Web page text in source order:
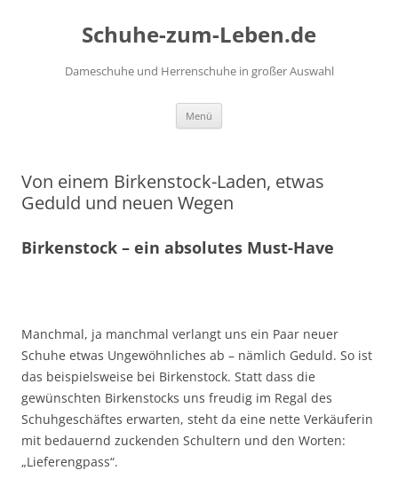
Schuhe-zum-Leben.de
Dameschuhe und Herrenschuhe in großer Auswahl
Menü
Von einem Birkenstock-Laden, etwas
Geduld und neuen Wegen
Birkenstock – ein absolutes Must-Have
Manchmal, ja manchmal verlangt uns ein Paar neuer
Schuhe etwas Ungewöhnliches ab – nämlich Geduld. So ist
das beispielsweise bei Birkenstock. Statt dass die
gewünschten Birkenstocks uns freudig im Regal des
Schuhgeschäftes erwarten, steht da eine nette Verkäuferin
mit bedauernd zuckenden Schultern und den Worten:
„Lieferengpass“.